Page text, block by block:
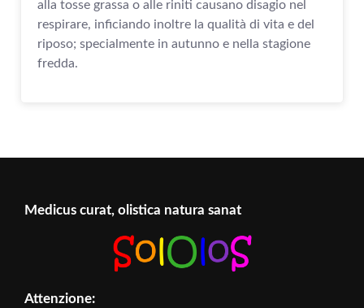
alla tosse grassa o alle riniti causano disagio nel
respirare, inficiando inoltre la qualità di vita e del
riposo; specialmente in autunno e nella stagione
fredda.
Medicus curat, olistica natura sanat
Attenzione: